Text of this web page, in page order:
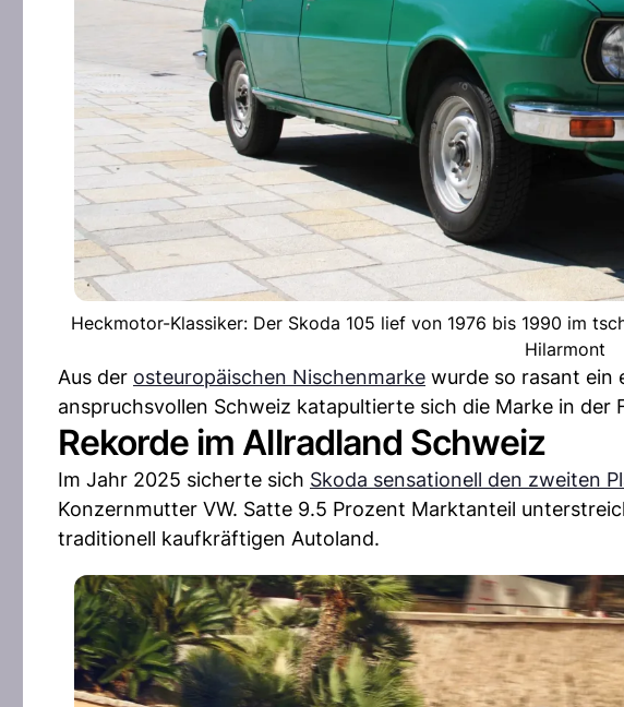
Heckmotor-Klassiker: Der Skoda 105 lief von 1976 bis 1990 im
Hilarmont
Aus der osteuropäischen Nischenmarke wurde so rasant ein
anspruchsvollen Schweiz katapultierte sich die Marke in der
Rekorde im Allradland Schweiz
Im Jahr 2025 sicherte sich Skoda sensationell den zweiten
Konzernmutter VW. Satte 9.5 Prozent Marktanteil
traditionell kaufkräftigen Autoland.